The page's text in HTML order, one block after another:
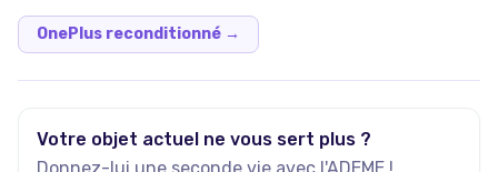
OnePlus reconditionné →
Votre objet actuel ne vous sert plus ?